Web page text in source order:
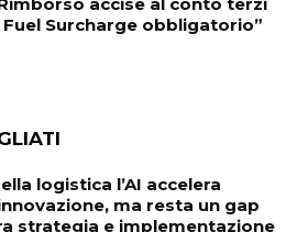
Fuel Surcharge obbligatorio”
logistica l’AI accelera
ma resta un gap
strategia e implementazione